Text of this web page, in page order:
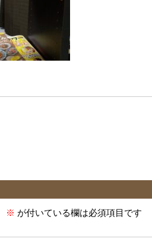
※ が付いている欄は必須項目です